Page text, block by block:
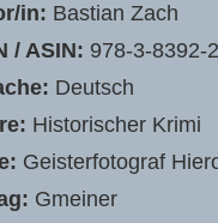
in: Bastian Zach
/ ASIN: 978-3-8392-
Deutsch
Historischer Krimi
Geisterfotograf
Gmeiner